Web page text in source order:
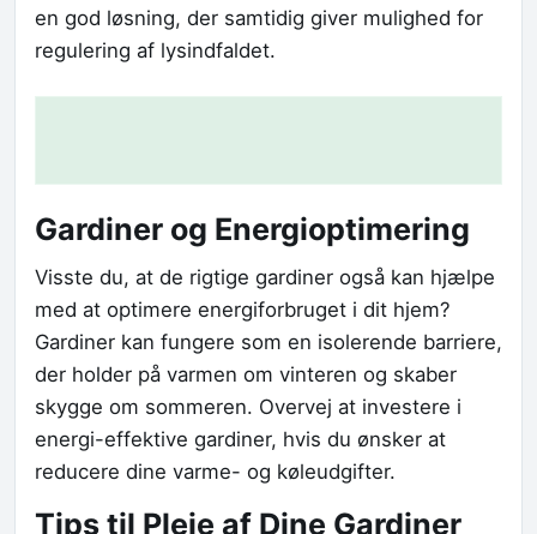
en god løsning, der samtidig giver mulighed for
regulering af lysindfaldet.
Gardiner og Energioptimering
Visste du, at de rigtige gardiner også kan hjælpe
med at optimere energiforbruget i dit hjem?
Gardiner kan fungere som en isolerende barriere,
der holder på varmen om vinteren og skaber
skygge om sommeren. Overvej at investere i
energi-effektive gardiner, hvis du ønsker at
reducere dine varme- og køleudgifter.
Tips til Pleje af Dine Gardiner